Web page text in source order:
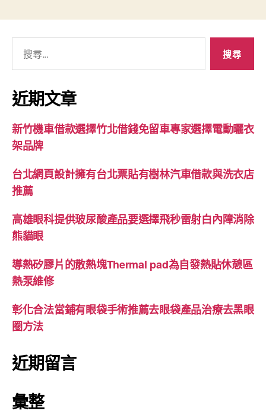
關
鍵
字:
近期文章
新竹機車借款選擇竹北借錢免留車專家選擇電動曬衣
架品牌
台北網頁設計擁有台北票貼有樹林汽車借款與洗衣店
推薦
高雄眼科提供玻尿酸產品要選擇飛秒雷射白內障消除
熊貓眼
導熱矽膠片的散熱塊Thermal pad為自發熱貼休憩區
熱泵維修
彰化合法當鋪有眼袋手術推薦去眼袋產品治療去黑眼
圈方法
近期留言
彙整